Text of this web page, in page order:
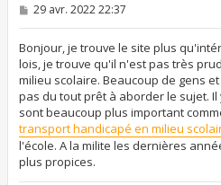
M
s
a
g
e
29 avr. 2022 22:37
Bonjour, je trouve le site plus
lois, je trouve qu'il n'est pas très
milieu scolaire. Beaucoup de gens
pas du tout prêt à aborder le sujet.
sont beaucoup plus important
transport handicapé en milieu
l'école. A la milite les dernières
plus propices.